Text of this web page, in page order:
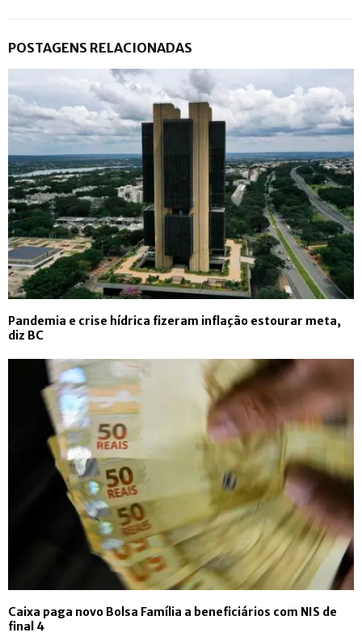
POSTAGENS RELACIONADAS
Pandemia e crise hídrica fizeram inflação estourar meta,
diz BC
Caixa paga novo Bolsa Família a beneficiários com NIS de
final 4